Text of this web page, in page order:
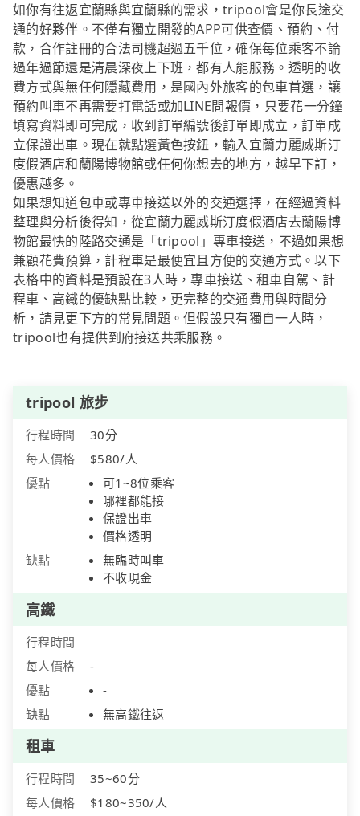
如你有往返宜蘭縣與宜蘭縣的需求，tripool會是你長途交
通的好夥伴。不僅有獨立開發的APP可供查價、預約、付
款，合作註冊的合法司機超過五千位，確保每位乘客不論
過年過節還是清晨深夜上下班，都有人能服務。透明的收
費方式與無任何隱藏費用，是國內外旅客的包車首選，讓
預約叫車不再需要打電話或加LINE問報價，只要花一分鐘
填寫資料即可完成，收到訂單編號後訂單即成立，訂單成
立保證出車。現在就點選黃色按鈕，輸入宜蘭力麗威斯汀
度假酒店和蘭陽博物館或任何你想去的地方，越早下訂，
優惠越多。
如果想知道包車或專車接送以外的交通選擇，在經過資料
整理與分析後得知，從宜蘭力麗威斯汀度假酒店去蘭陽博
物館最快的陸路交通是「tripool」專車接送，不過如果想
兼顧花費預算，計程車是最便宜且方便的交通方式。以下
表格中的資料是預設在3人時，專車接送、租車自駕、計
程車、高鐵的優缺點比較，更完整的交通費用與時間分
析，請見更下方的常見問題。但假設只有獨自一人時，
tripool也有提供到府接送共乘服務。
tripool 旅步
行程時間
30分
每人價格
$580/人
優點
可1~8位乘客
哪裡都能接
保證出車
價格透明
缺點
無臨時叫車
不收現金
高鐵
行程時間
每人價格
-
優點
-
缺點
無高鐵往返
租車
行程時間
35~60分
每人價格
$180~350/人